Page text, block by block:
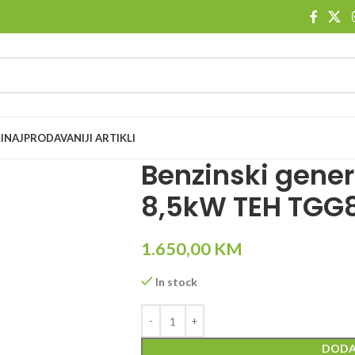
NAJPRODAVANIJI ARTIKLI
Benzinski
8,5kW TEH
1.650,00 KM
In stock